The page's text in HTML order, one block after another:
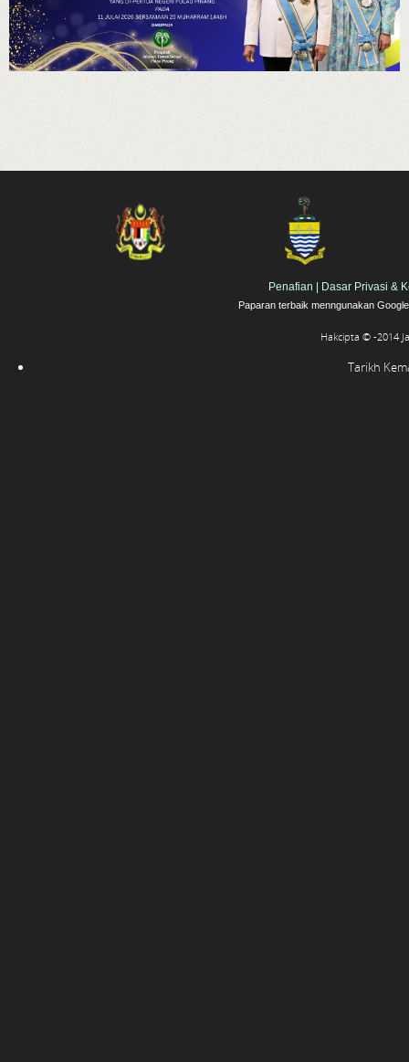
Penafian | Dasar Privasi &
Paparan terbaik menngunakan
Hakcipta © -2014
Tarikh